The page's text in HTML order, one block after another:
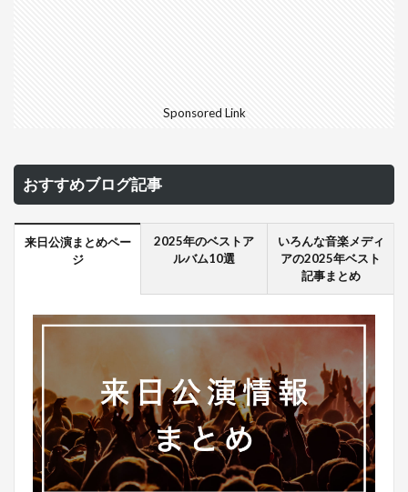
Sponsored Link
おすすめブログ記事
来日公演まとめペー
ジ
2025年のベストア
ルバム10選
いろんな音楽メディ
アの2025年ベスト
記事まとめ